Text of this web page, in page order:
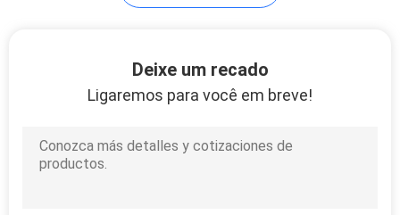
Vape descartável
em barra de cristal
Deixe um recado
Ligaremos para você em breve!